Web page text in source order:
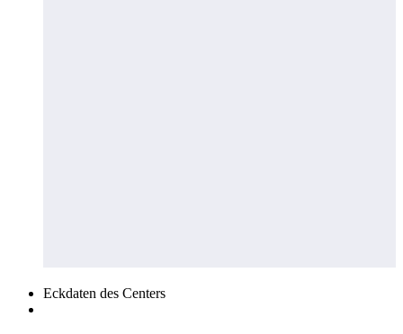
Eckdaten des Centers